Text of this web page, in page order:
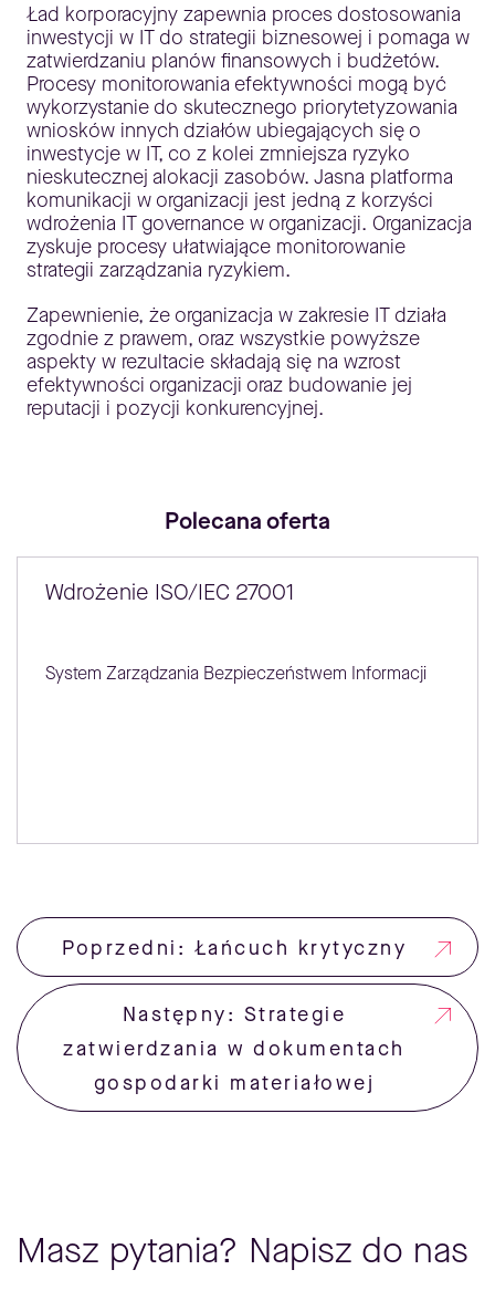
Ład korporacyjny zapewnia proces dostosowania
inwestycji w IT do strategii biznesowej i pomaga w
zatwierdzaniu planów finansowych i budżetów.
Procesy monitorowania efektywności mogą być
wykorzystanie do skutecznego priorytetyzowania
wniosków innych działów ubiegających się o
inwestycje w IT, co z kolei zmniejsza ryzyko
nieskutecznej alokacji zasobów. Jasna platforma
komunikacji w organizacji jest jedną z korzyści
wdrożenia IT governance w organizacji. Organizacja
zyskuje procesy ułatwiające monitorowanie
strategii zarządzania ryzykiem.
Zapewnienie, że organizacja w zakresie IT działa
zgodnie z prawem, oraz wszystkie powyższe
aspekty w rezultacie składają się na wzrost
efektywności organizacji oraz budowanie jej
reputacji i pozycji konkurencyjnej.
Polecana oferta
Wdrożenie ISO/IEC 27001
System Zarządzania Bezpieczeństwem Informacji
Poprzedni: Łańcuch krytyczny
Następny: Strategie
zatwierdzania w dokumentach
gospodarki materiałowej
Masz pytania? Napisz do nas